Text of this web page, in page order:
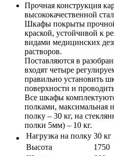
Прочная конструкция
высококачественной
Шкафы покрыты
краской, устойчивой к
видами медицинских
растворов.
Поставляются в
входят четыре
правильно установить
поверхности и
Все шкафы
полками, максимальная
полку – 30 кг, на
полки 5мм) – 10 кг.
Нагрузка на полку 30 кг
Высота
1750